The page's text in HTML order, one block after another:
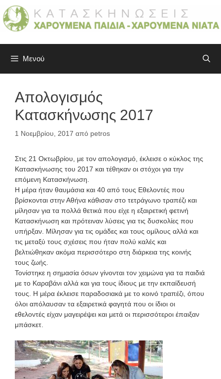
Μετάβαση
σε
περιεχόμενο
Μενού
Απολογισμός
Κατασκήνωσης 2017
1 Νοεμβρίου, 2017 από petros
Στις 21 Οκτωβρίου, με τον απολογισμό, έκλεισε ο κύκλος της
Κατασκήνωσης του 2017 και τέθηκαν οι στόχοι για την
επόμενη Κατασκήνωση.
Η μέρα ήταν θαυμάσια και 40 από τους Εθελοντές που
βρίσκονται στην Αθήνα κάθισαν στο τετράγωνο τραπέζι και
μίλησαν για τα πολλά θετικά που είχε η εξαιρετική φετινή
Κατασκήνωση και πρότειναν λύσεις για τις δυσκολίες που
υπήρξαν. Μίλησαν για τις ομάδες και τους ομίλους αλλά και
τις μεταξύ τους σχέσεις που ήταν πολύ καλές και
βελτιώθηκαν ακόμα περισσότερο στη διάρκεια της κοινής
τους ζωής.
Τονίστηκε η σημασία όσων γίνονται τον χειμώνα για τα παιδιά
με το Καραβάνι αλλά και για τους ίδιους με την εκπαίδευσή
τους. Η μέρα έκλεισε παραδοσιακά με το κοινό τραπέζι, όπου
όλοι απόλαυσαν τα εξαιρετικά φαγητά που οι ίδιοι οι
εθελοντές είχαν μαγειρέψει και μετά οι περισσότεροι έπαιξαν
μπάσκετ.